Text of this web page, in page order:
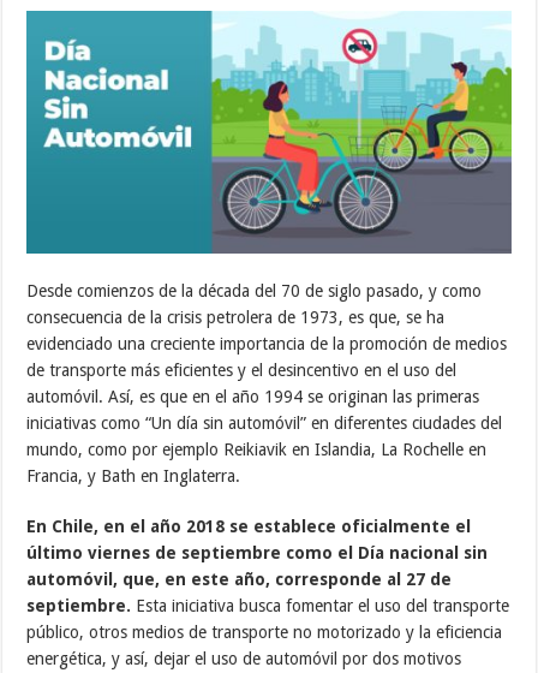
Desde comienzos de la década del 70 de siglo pasado, y como
consecuencia de la crisis petrolera de 1973, es que, se ha
evidenciado una creciente importancia de la promoción de medios
de transporte más eficientes y el desincentivo en el uso del
automóvil. Así, es que en el año 1994 se originan las primeras
iniciativas como “Un día sin automóvil” en diferentes ciudades del
mundo, como por ejemplo Reikiavik en Islandia, La Rochelle en
Francia, y Bath en Inglaterra.
En Chile, en el año 2018 se establece oficialmente el
último viernes de septiembre como el Día nacional sin
automóvil, que, en este año, corresponde al 27 de
septiembre. Esta iniciativa busca fomentar el uso del transporte
público, otros medios de transporte no motorizado y la eficiencia
energética, y así, dejar el uso de automóvil por dos motivos